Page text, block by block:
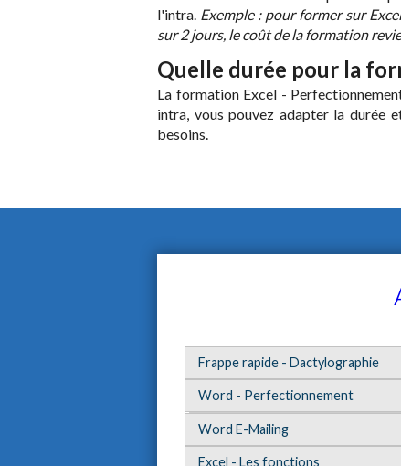
l'intra. Exemple : pour former sur
sur 2 jours, le coût de la formation
Quelle durée pour la
La formation Excel -
intra, vous pouvez adapter la durée
besoins.
Frappe rapide - Dactylographie
Word - Perfectionnement
Word E-Mailing
Excel - Les fonctions